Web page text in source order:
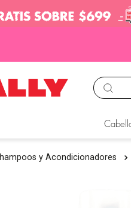
Shampoos y Acondicionadores
TÉRMINOS
2. igora